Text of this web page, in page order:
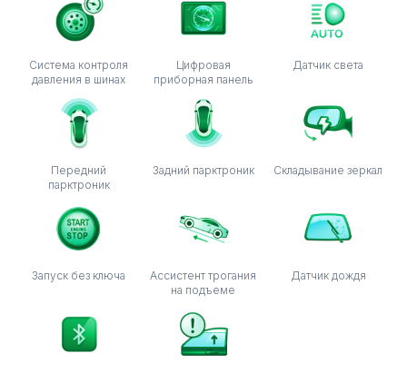
Система контроля
давления в шинах
Цифровая
приборная панель
Датчик света
Передний
парктроник
Задний парктроник Складывание зеркал
Запуск без ключа
Ассистент трогания
на подъеме
Датчик дождя